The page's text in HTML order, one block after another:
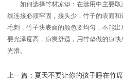
如何选择竹材凉垫：在选用中主要
线连接必须牢固，接头少，竹子的表面
毛刺，竹子块表面的颜色要均匀，不能
要光泽度高，凉爽舒适，用竹垫做的凉
光滑。
上一篇： 夏天不要让你的孩子睡在竹